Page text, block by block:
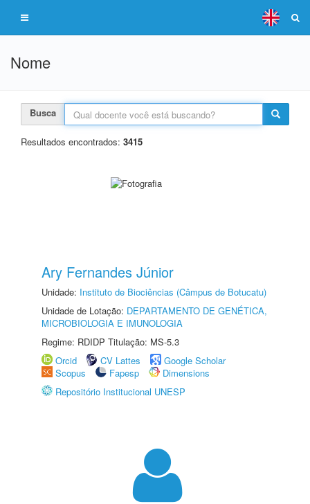
Nome
Busca
Resultados encontrados: 3415
Ary Fernandes Júnior
Unidade: Instituto de Biociências (Câmpus de Botucatu)
Unidade de Lotação: DEPARTAMENTO DE GENÉTICA,
MICROBIOLOGIA E IMUNOLOGIA
Regime: RDIDP Titulação: MS-5.3
Orcid
CV Lattes
Google Scholar
Scopus
Fapesp
Dimensions
Repositório Institucional UNESP